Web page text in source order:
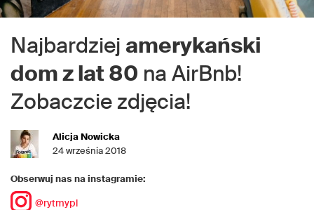
Najbardziej amerykański
dom z lat 80 na AirBnb!
Zobaczcie zdjęcia!
Alicja Nowicka
24 września 2018
Obserwuj nas na instagramie:
@rytmypl